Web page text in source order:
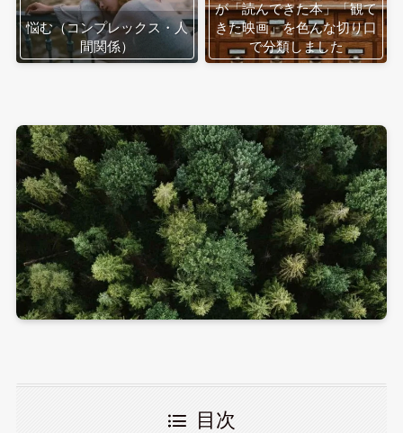
悩む（コンプレックス・人
間関係）
が「読んできた本」「観て
きた映画」を色んな切り口
で分類しました
目次